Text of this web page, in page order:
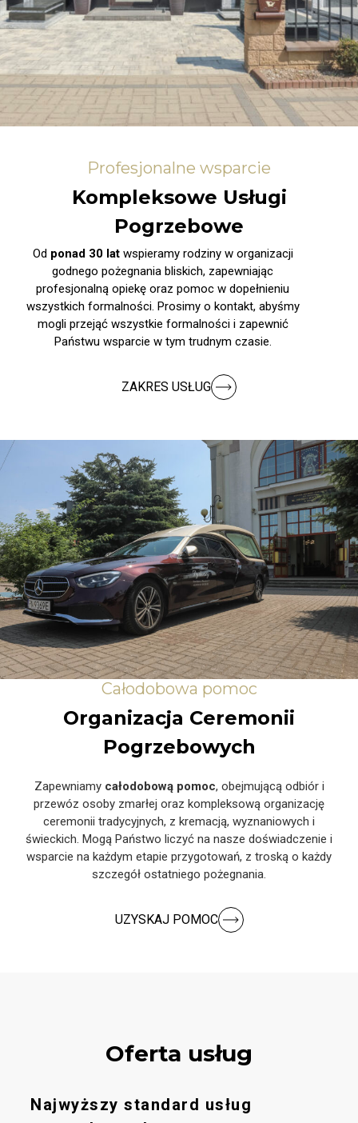
Profesjonalne wsparcie
Kompleksowe Usługi
Pogrzebowe
Od ponad 30 latwspieramy rodziny w organizacji
godnego pożegnania bliskich, zapewniając
profesjonalną opiekę oraz pomoc w dopełnieniu
wszystkich formalności. Prosimy o kontakt, abyśmy
mogli przejąć wszystkie formalności i zapewnić
Państwu wsparcie w tym trudnym czasie.
ZAKRES USŁUG
Całodobowa pomoc
Organizacja Ceremonii
Pogrzebowych
Zapewniamy całodobową pomoc, obejmującą odbiór i
przewóz osoby zmarłej oraz kompleksową organizację
ceremonii tradycyjnych, z kremacją, wyznaniowych i
świeckich. Mogą Państwo liczyć na nasze doświadczenie i
wsparcie na każdym etapie przygotowań, z troską o każdy
szczegół ostatniego pożegnania.
UZYSKAJ POMOC
Oferta usług
Najwyższy standard usług